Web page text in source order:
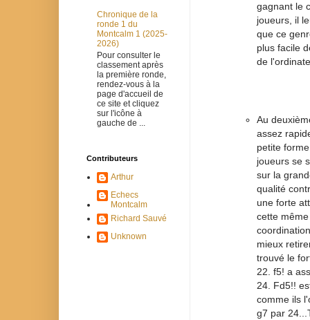
gagnant le
joueurs, il
que ce
plus facile
de
Au
assez
petite
joueurs se
sur la
qualité
une forte
cette
mieux
trouvé le
22. f5! a
24. Fd5!!
comme ils
g7 par
Chronique de la
ronde 1 du
Montcalm 1 (2025-
2026)
Pour consulter le
classement après
la première ronde,
rendez-vous à la
page d'accueil de
ce site et cliquez
sur l'icône à
gauche de ...
Contributeurs
Arthur
Echecs
Montcalm
Richard Sauvé
Unknown